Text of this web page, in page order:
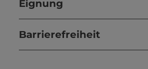
Eignung
Barrierefreiheit